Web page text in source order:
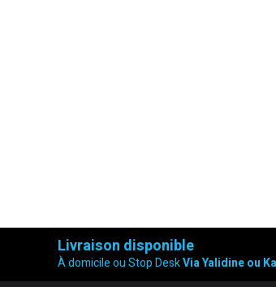
Livraison disponible
À domicile ou Stop DeskVia Yalidine ou